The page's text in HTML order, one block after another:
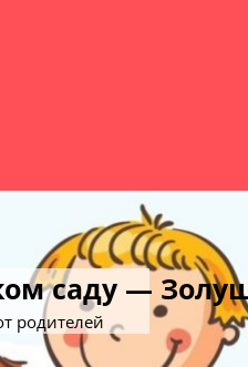
саду —
родителей